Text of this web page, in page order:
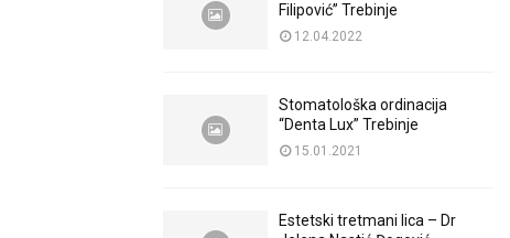
Filipović” Trebinje
12.04.2022
Stomatološka ordinacija
“Denta Lux” Trebinje
15.01.2021
Estetski tretmani lica – Dr